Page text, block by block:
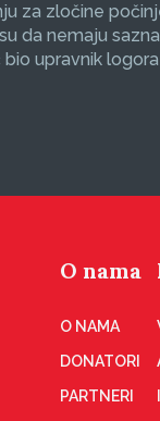
za zločine
da nemaju
upravnik
O nama
O NAMA
DONATORI
PARTNERI